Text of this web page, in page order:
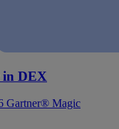
in DEX
Gartner® Magic